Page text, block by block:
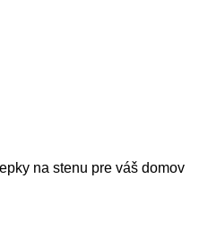
na stenu pre váš domov